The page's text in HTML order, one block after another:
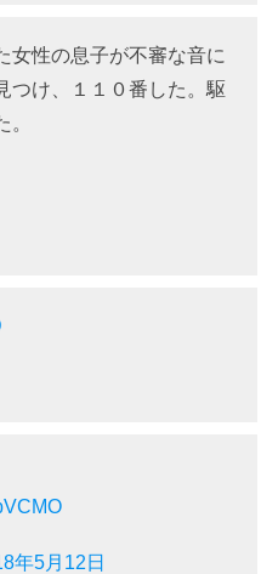
女性の息子が不審な音に
つけ、１１０番した。駆
年5月12日